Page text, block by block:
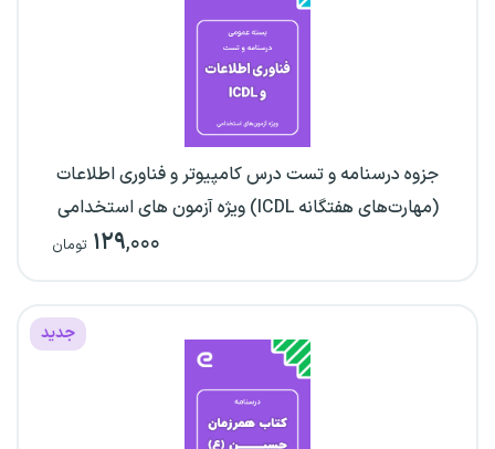
جزوه درسنامه و تست درس کامپیوتر و فناوری اطلاعات
(مهارت‌های هفتگانه ICDL) ویژه آزمون های استخدامی
۱۲۹,۰۰۰ تومان
جدید